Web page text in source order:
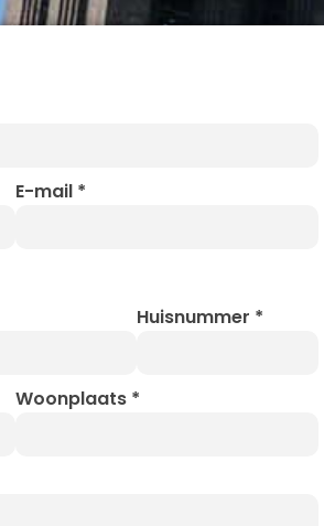
E-mail *
Huisnummer *
Woonplaats *